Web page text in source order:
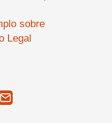
sobre
Legal